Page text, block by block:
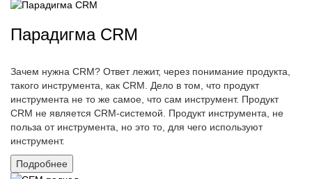
Парадигма CRM
Зачем нужна CRM? Ответ лежит, через понимание продукта,
такого инструмента, как CRM. Дело в том, что продукт
инструмента не то же самое, что сам инструмент. Продукт
CRM не является CRM-системой. Продукт инструмента, не
польза от инструмента, но это то, для чего используют
инструмент.
Подробнее